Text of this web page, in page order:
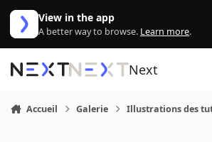
Aller au contenu
View in the app
A better way to browse. Learn more.
Next
Accueil Galerie Illustrations des